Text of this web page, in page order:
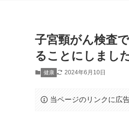
子宮頸がん検査
ることにしました
健康 2024年6月10日
当ページのリンクに広